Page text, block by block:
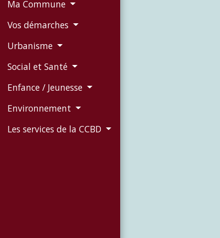
Ma Commune
Vos démarches
Urbanisme
Social et Santé
Enfance / Jeunesse
Environnement
Les services de la CCBD